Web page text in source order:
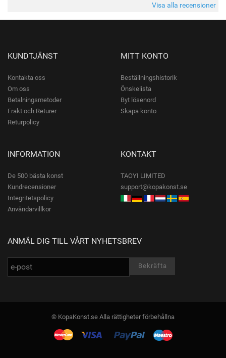
Visa alla recensioner
KUNDTJÄNST
Kontakta oss
Om oss
Betalningsmetoder
Frakt och Returer
Returpolicy
MITT KONTO
Beställningshistorik
Önskelista
Byt lösenord
Skapa konto
INFORMATION
De 500 bästa konst
Kundrecensioner
Integritetspolicy
Användarvillkor
KONTAKT
TAOYI LIMITED
support@kopakonst.se
ANMÄL DIG TILL VÅRT NYHETSBREV
© KopaKonst.se Alla rättigheter förbehållna